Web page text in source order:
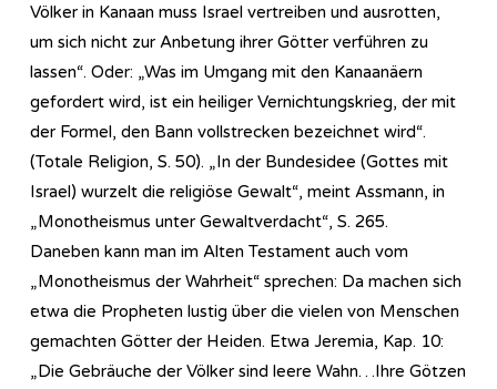
Völker in Kanaan muss Israel vertreiben und ausrotten,
um sich nicht zur Anbetung ihrer Götter verführen zu
lassen“. Oder: „Was im Umgang mit den Kanaanäern
gefordert wird, ist ein heiliger Vernichtungskrieg, der mit
der Formel, den Bann vollstrecken bezeichnet wird“.
(Totale Religion, S. 50). „In der Bundesidee (Gottes mit
Israel) wurzelt die religiöse Gewalt“, meint Assmann, in
„Monotheismus unter Gewaltverdacht“, S. 265.
Daneben kann man im Alten Testament auch vom
„Monotheismus der Wahrheit“ sprechen: Da machen sich
etwa die Propheten lustig über die vielen von Menschen
gemachten Götter der Heiden. Etwa Jeremia, Kap. 10:
„Die Gebräuche der Völker sind leere Wahn…Ihre Götzen